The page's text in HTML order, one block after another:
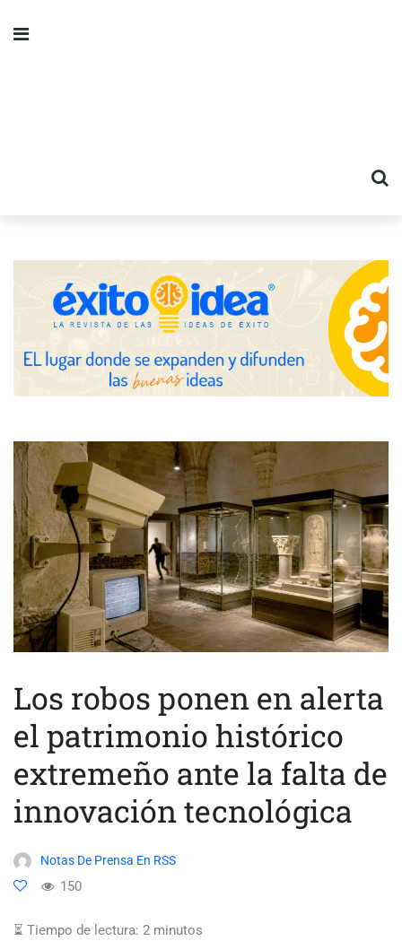
Los robos ponen en alerta
el patrimonio histórico
extremeño ante la falta de
innovación tecnológica
Notas De Prensa En RSS
150
⏳ Tiempo de lectura: 2 minutos